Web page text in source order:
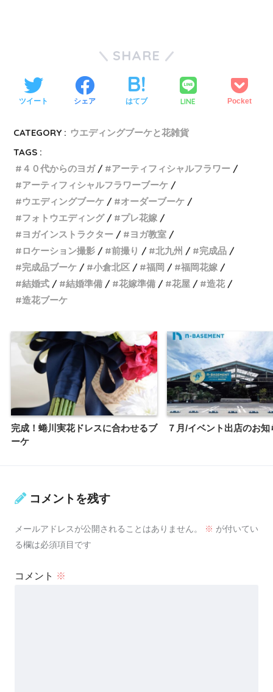
SHARE
ツイート シェア はてブ LINE Pocket
CATEGORY : ウエディングブーケと花雑貨
TAGS :
４０代からのヨガ
アーティフィシャルフラワー
アーティフィシャルフラワーブーケ
ウエディングブーケ
オーダーブーケ
フォトウエディング
プレ花嫁
ヨガインストラクター
ヨガ教室
ロケーション撮影
前撮り 北九州
完成品
完成品ブーケ
小倉北区 福岡
福岡花嫁
結婚式
結婚準備 花嫁準備 花屋
造花
造花ブーケ
完成！蜷川実花ドレスに合わせるブ
ーケ
７月/イベント出店のお知
コメントを残す
メールアドレスが公開されることはありません。 ※ が付いてい
る欄は必須項目です
コメント ※